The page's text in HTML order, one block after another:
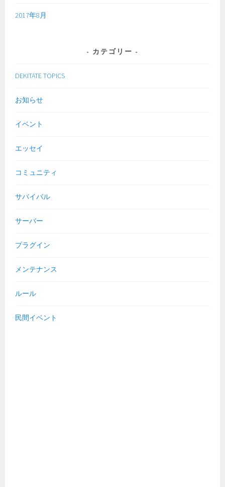
2017年8月
カテゴリー
DEKITATE TOPICS
お知らせ
イベント
エッセイ
コミュニティ
サバイバル
サーバー
プラグイン
メンテナンス
ルール
民間イベント